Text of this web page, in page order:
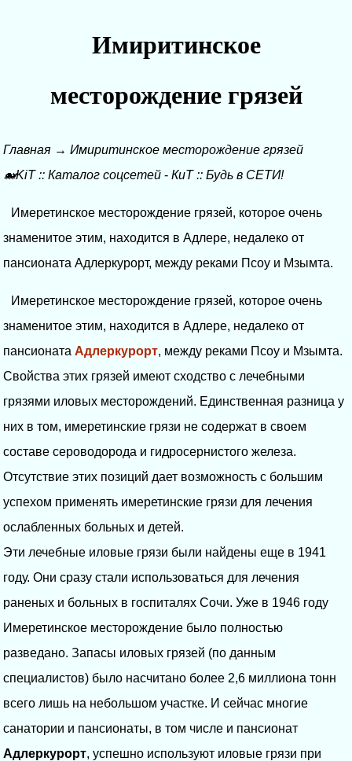
Имиритинское
месторождение грязей
Главная → Имиритинское месторождение грязей
🐋KiT:: Каталог соцсетей - КиТ:: Будь в СЕТИ!
Имеретинское месторождение грязей, которое очень
знаменитое этим, находится в Адлере, недалеко от
пансионата Адлеркурорт, между реками Псоу и Мзымта.
Имеретинское месторождение грязей, которое очень
знаменитое этим, находится в Адлере, недалеко от
пансионата Адлеркурорт, между реками Псоу и Мзымта.
Свойства этих грязей имеют сходство с лечебными
грязями иловых месторождений. Единственная разница у
них в том, имеретинские грязи не содержат в своем
составе сероводорода и гидросернистого железа.
Отсутствие этих позиций дает возможность с большим
успехом применять имеретинские грязи для лечения
ослабленных больных и детей.
Эти лечебные иловые грязи были найдены еще в 1941
году. Они сразу стали использоваться для лечения
раненых и больных в госпиталях Сочи. Уже в 1946 году
Имеретинское месторождение было полностью
разведано. Запасы иловых грязей (по данным
специалистов) было насчитано более 2,6 миллиона тонн
всего лишь на небольшом участке. И сейчас многие
санатории и пансионаты, в том числе и пансионат
Адлеркурорт, успешно используют иловые грязи при